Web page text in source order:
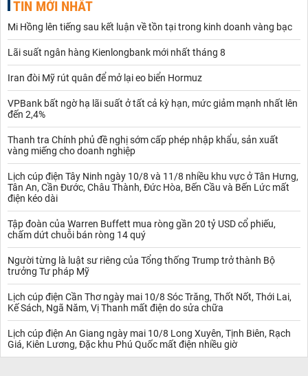
TIN MỚI NHẤT
Mi Hồng lên tiếng sau kết luận về tồn tại trong kinh doanh vàng bạc
Lãi suất ngân hàng Kienlongbank mới nhất tháng 8
Iran đòi Mỹ rút quân để mở lại eo biển Hormuz
VPBank bất ngờ hạ lãi suất ở tất cả kỳ hạn, mức giảm mạnh nhất lên
đến 2,4%
Thanh tra Chính phủ đề nghị sớm cấp phép nhập khẩu, sản xuất
vàng miếng cho doanh nghiệp
Lịch cúp điện Tây Ninh ngày 10/8 và 11/8 nhiều khu vực ở Tân Hưng,
Tân An, Cần Đước, Châu Thành, Đức Hòa, Bến Cầu và Bến Lức mất
điện kéo dài
Tập đoàn của Warren Buffett mua ròng gần 20 tỷ USD cổ phiếu,
chấm dứt chuỗi bán ròng 14 quý
Người từng là luật sư riêng của Tổng thống Trump trở thành Bộ
trưởng Tư pháp Mỹ
Lịch cúp điện Cần Thơ ngày mai 10/8 Sóc Trăng, Thốt Nốt, Thới Lai,
Kế Sách, Ngã Năm, Vị Thanh mất điện do sửa chữa
Lịch cúp điện An Giang ngày mai 10/8 Long Xuyên, Tịnh Biên, Rạch
Giá, Kiên Lương, Đặc khu Phú Quốc mất điện nhiều giờ